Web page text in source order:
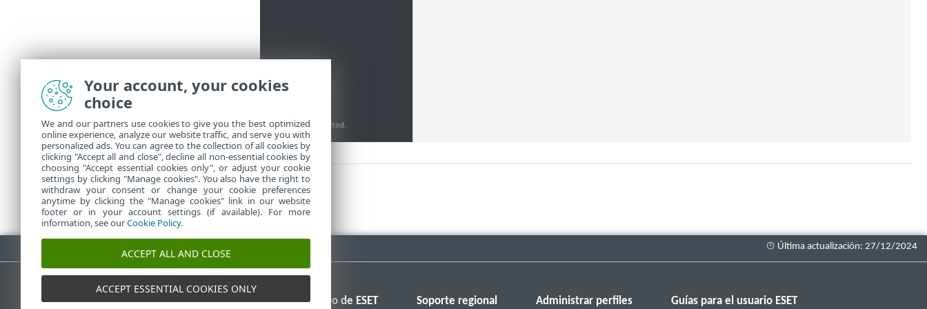
Base de conocimiento de ESET Foro de ESET Soporte regional Administrar perfiles Guías para el usuario ESET
Your account, your cookies
choice
We and our partners use cookies to give you the best optimized
online experience, analyze our website traffic, and serve you with
personalized ads. You can agree to the collection of all cookies by
clicking "Accept all and close", decline all non-essential cookies by
choosing "Accept essential cookies only", or adjust your cookie
settings by clicking "Manage cookies". You also have the right to
withdraw your consent or change your cookie preferences
anytime by clicking the "Manage cookies" link in our website
footer or in your account settings (if available). For more
information, see ourCookie Policy.
ACCEPT ALL AND CLOSE
ACCEPT ESSENTIAL COOKIES ONLY